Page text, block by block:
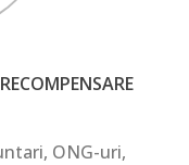
ONG-uri,